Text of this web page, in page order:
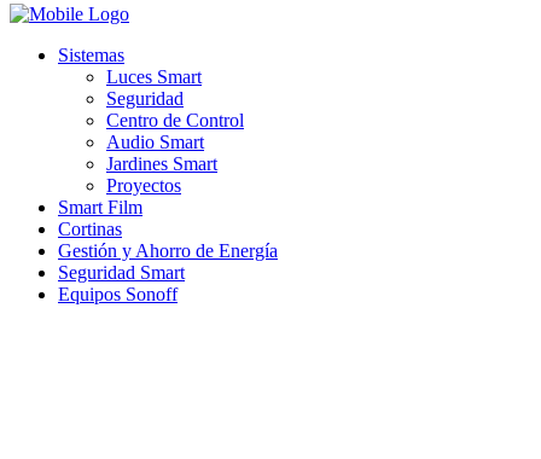
Sistemas
Luces Smart
Seguridad
Centro de Control
Audio Smart
Jardines Smart
Proyectos
Smart Film
Cortinas
Gestión y Ahorro de Energía
Seguridad Smart
Equipos Sonoff